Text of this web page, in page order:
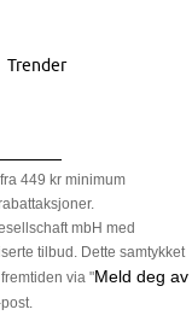
Trender
449 kr minimum
mbH med
tilbud. Dette samtykket
via "Meld deg av